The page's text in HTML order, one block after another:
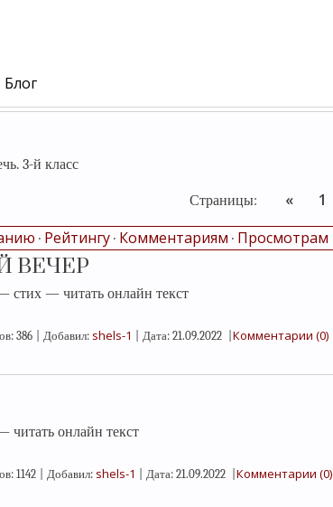
Блог
3-й класс
Страницы: « 1
· Рейтингу · Комментариям · Просмотрам
ВЕЧЕР
— читать онлайн текст
386 Добавил: shels-1 Дата: 21.09.2022 Комментарии (0)
онлайн текст
1142 Добавил: shels-1 Дата: 21.09.2022 Комментарии (0)